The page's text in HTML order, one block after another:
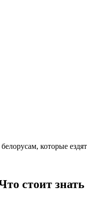
которые
стоит знать